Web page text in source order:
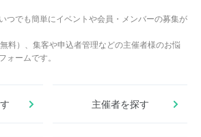
つでも簡単にイベントや会員・メンバーの募集が
料）、集客や申込者管理などの主催者様のお悩
ォームです。
主催者を探す